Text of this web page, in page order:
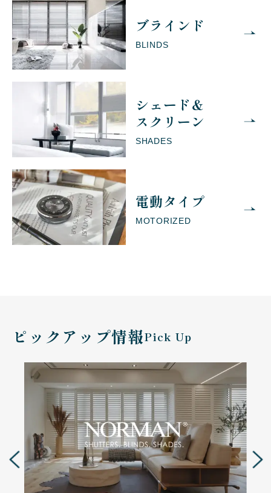
ブラインド
BLINDS
シェード＆
スクリーン
SHADES
電動タイプ
MOTORIZED
ピックアップ情報Pick Up